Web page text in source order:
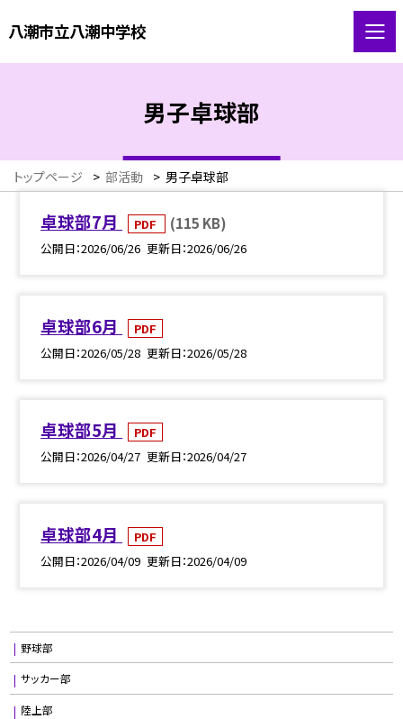
八潮市立八潮中学校
男子卓球部
トップページ > 部活動 > 男子卓球部
卓球部7月 PDF (115 KB)
公開日 2026/06/26 更新日 2026/06/26
卓球部6月
PDF
公開日 2026/05/28 更新日 2026/05/28
卓球部5月
PDF
公開日 2026/04/27 更新日 2026/04/27
卓球部4月
PDF
公開日 2026/04/09 更新日 2026/04/09
野球部
サッカー部
陸上部